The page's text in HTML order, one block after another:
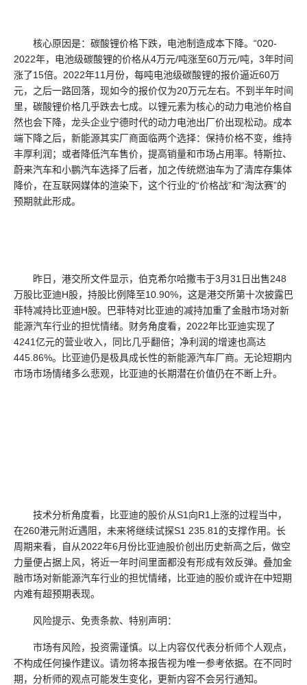
核心原因是：碳酸锂价格下跌，电池制造成本下降。“020-
2022年，电池级碳酸锂的价格从4万元/吨涨至60万元/吨，3年时间
涨了15倍。2022年11月份，每吨电池级碳酸锂的报价逼近60万
元，之后一路回落，现如今的报价仅为20万元左右。不到半年时间
里，碳酸锂价格几乎跌去七成。以锂元素为核心的动力电池价格自
然也会下降，龙头企业宁德时代的动力电池出厂价出现松动。成本
端下降之后，新能源其实厂商面临两个选择：保持价格不变，维持
丰厚利润；或者降低汽车售价，提高销量和市场占用率。特斯拉、
蔚来汽车和小鹏汽车选择了后者，加之传统燃油车为了清库存集体
降价，在互联网媒体的渲染下，这个行业的“价格战”和“淘汰赛”的
预期就此形成。
昨日，港交所文件显示，伯克希尔哈撒韦于3月31日出售248
万股比亚迪H股，持股比例降至10.90%，这是港交所第十次披露巴
菲特减持比亚迪H股。巴菲特对比亚迪的减持加重了金融市场对新
能源汽车行业的担忧情绪。财务角度看，2022年比亚迪实现了
4241亿元的营业收入，同比几乎翻倍；净利润的增速也高达
445.86%。比亚迪仍是极具成长性的新能源汽车厂商。无论短期内
市场市场情绪多么悲观，比亚迪的长期潜在价值仍在不断上升。
技术分析角度看，比亚迪的股价从S1向R1上涨的过程当中，
在260港元附近遇阻，未来将继续试探S1 235.81的支撑作用。长
周期来看，自从2022年6月份比亚迪股价创出历史新高之后，做空
力量便占据上风，将近一年时间里面都没有形成有效反弹。叠加金
融市场对新能源汽车行业的担忧情绪，比亚迪的股价或许在中短期
内难有超预期表现。
风险提示、免责条款、特别声明：
市场有风险，投资需谨慎。以上内容仅代表分析师个人观点，
不构成任何操作建议。请勿将本报告视为唯一参考依据。在不同时
期，分析师的观点可能发生变化，更新内容不会另行通知。